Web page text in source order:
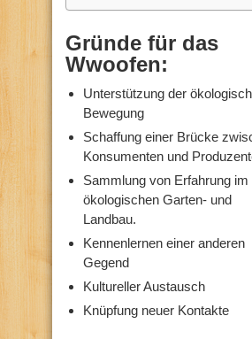
Gründe für das
Wwoofen:
Unterstützung der
Bewegung
Schaffung einer Brücke
Konsumenten und
Sammlung von Erfahrung im
ökologischen Garten- und
Landbau.
Kennenlernen einer anderen
Gegend
Kultureller Austausch
Knüpfung neuer Kontakte